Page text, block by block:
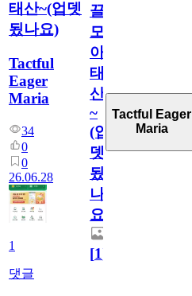
태산~(업뎃
됬나요)
Tactful
Eager
Maria
34
0
0
26.06.28
1
댓글
끌
모
아
태
산
~
(업
뎃
됬
나
요)
[1]
Tactful Eager
Maria